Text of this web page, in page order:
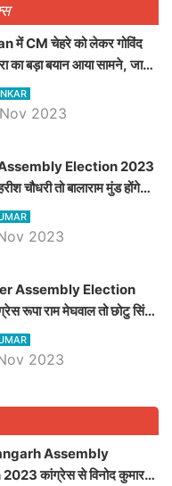
में CM चेहरे को लेकर गोविंद
का बड़ा बयान आया सामने, जानें
2023
Election 2023
चौधरी तो बालाराम मुंड होंगे
जानिये बायतू विधानसभा
समीकरण
2023
Assembly Election
रूपा राम मेघवाल तो छोटु सिंह
उम्मीदवार, जानिये जैसलमेर
के ताजा समीकरण
2023
Assembly
कांग्रेस से विनोद कुमार